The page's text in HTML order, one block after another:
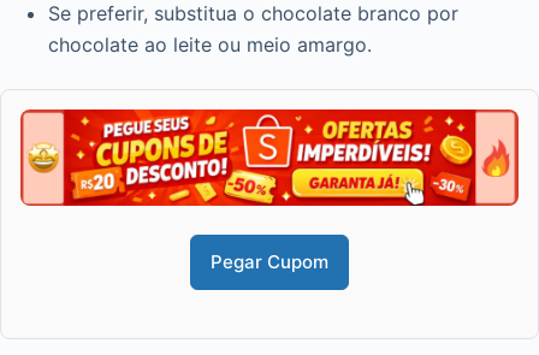
Se preferir, substitua o chocolate branco por
chocolate ao leite ou meio amargo.
Pegar Cupom